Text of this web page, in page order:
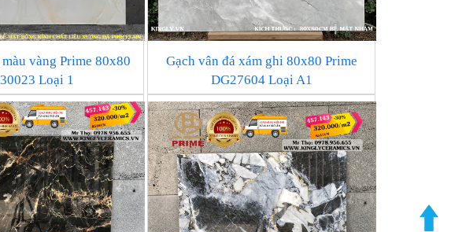
vàng Prime 80x80
Loại 1
Gạch vân đá xám ghi 80x80 Prime
DG27604 Loại A1